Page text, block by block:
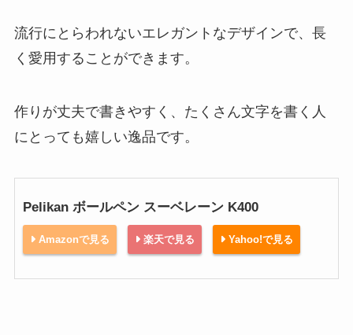
流行にとらわれないエレガントなデザインで、長
く愛用することができます。
作りが丈夫で書きやすく、たくさん文字を書く人
にとっても嬉しい逸品です。
Pelikan ボールペン スーベレーン K400
Amazonで見る 楽天で見る Yahoo!で見る